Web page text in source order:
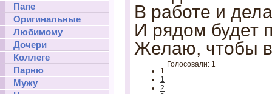
Папе
Оригинальные
Любимому
Дочери
Коллеге
Парню
Мужу
В работе и
И рядом будет
Желаю, чтобы
1
1
2
Голосовали: 1